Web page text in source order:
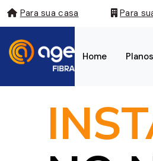
Para sua casa Para
Home Planos
INTERNET FIBRA